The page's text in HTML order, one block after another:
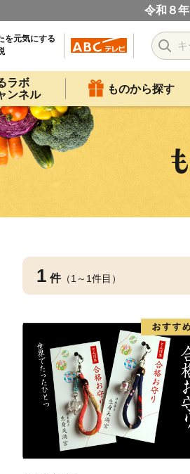
令和８
を元気にする
ラボ
ンネル
ものから探す
1 件（1～1件目）